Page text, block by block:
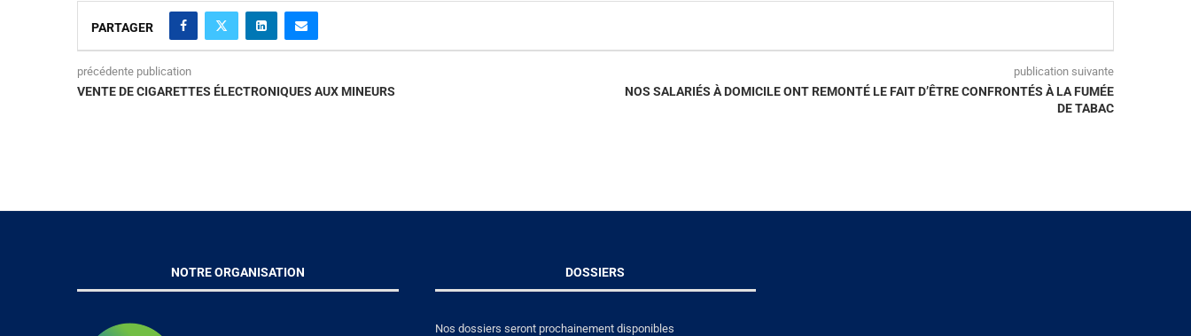
PARTAGER
précédente publication
VENTE DE CIGARETTES ÉLECTRONIQUES AUX MINEURS
publication suivante
NOS SALARIÉS À DOMICILE ONT REMONTÉ LE FAIT D’ÊTRE CONFRONTÉS À LA FUMÉE
DE TABAC
NOTRE ORGANISATION DOSSIERS
Nos dossiers seront prochainement disponibles